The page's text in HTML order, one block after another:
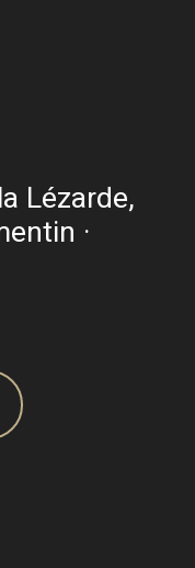
Lézarde,
·